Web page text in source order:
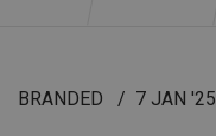
BRANDED 7 JAN '25